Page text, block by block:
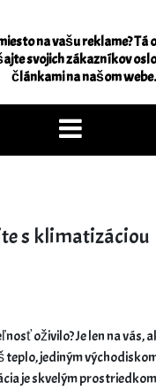
na vašu reklame? Tá
svojich zákazníkov
článkami na našom webe.
s klimatizáciou
oživilo? Je len na vás,
jediným
je skvelým